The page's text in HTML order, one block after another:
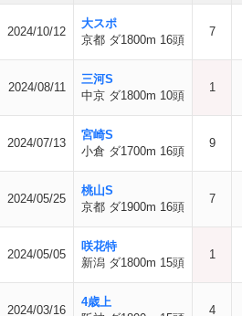
2024/10/12
大スポ
京都 ダ1800m 16頭
7
2024/08/11
三河S
中京 ダ1800m 10頭
1
2024/07/13
宮崎S
小倉 ダ1700m 16頭
9
2024/05/25
桃山S
京都 ダ1900m 16頭
7
2024/05/05
咲花特
新潟 ダ1800m 15頭
1
2024/03/16
4歳上
4